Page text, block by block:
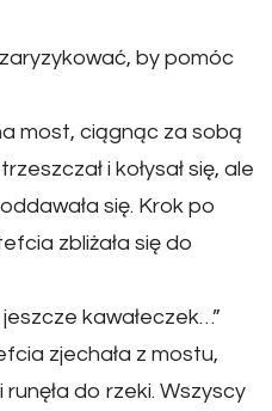
by pomóc
most, ciągnąc za sobą
i kołysał się, ale
się. Krok po
zbliżała się do
kawałeczek…”
zjechała z mostu,
runęła do rzeki. Wszyscy